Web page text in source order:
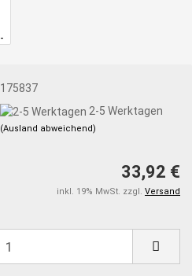
175837
2-5 Werktagen
(Ausland abweichend)
33,92 €
inkl. 19% MwSt. zzgl. Versand